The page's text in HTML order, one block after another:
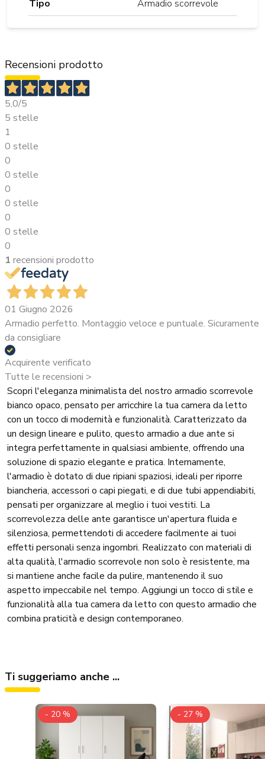
Tipo Armadio scorrevole
Scopri l'eleganza minimalista del nostro armadio scorrevole
bianco opaco, pensato per arricchire la tua camera da letto
con un tocco di modernità e funzionalità. Caratterizzato da
un design lineare e pulito, questo armadio a due ante si
integra perfettamente in qualsiasi ambiente, offrendo una
soluzione di spazio elegante e pratica. Internamente,
l'armadio è dotato di due ripiani spaziosi, ideali per riporre
biancheria, accessori o capi piegati, e di due tubi appendiabiti,
pensati per organizzare al meglio i tuoi vestiti. La
scorrevolezza delle ante garantisce un'apertura fluida e
silenziosa, permettendoti di accedere facilmente ai tuoi
effetti personali senza ingombri. Realizzato con materiali di
alta qualità, l'armadio scorrevole non solo è resistente, ma
si mantiene anche facile da pulire, mantenendo il suo
aspetto impeccabile nel tempo. Aggiungi un tocco di stile e
funzionalità alla tua camera da letto con questo armadio che
combina praticità e design contemporaneo.
Recensioni prodotto
5,0/5
5 stelle
1
0 stelle
0
0 stelle
0
0 stelle
0
0 stelle
0
1 recensioni prodotto
01 Giugno 2026
Armadio perfetto. Montaggio veloce e puntuale. Sicuramente
da consigliare
Acquirente verificato
Tutte le recensioni >
Ti suggeriamo anche ...
- 20 % - 27 %